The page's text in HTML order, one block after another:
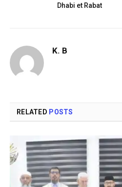
Dhabi et Rabat
K. B
RELATED POSTS